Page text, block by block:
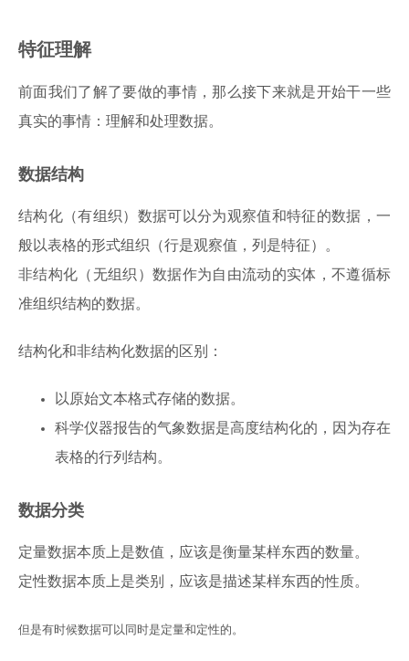
特征理解
前面我们了解了要做的事情，那么接下来就是开始干一些
真实的事情：理解和处理数据。
数据结构
结构化（有组织）数据可以分为观察值和特征的数据，一
般以表格的形式组织（行是观察值，列是特征）。
非结构化（无组织）数据作为自由流动的实体，不遵循标
准组织结构的数据。
结构化和非结构化数据的区别：
以原始文本格式存储的数据。
科学仪器报告的气象数据是高度结构化的，因为存在
表格的行列结构。
数据分类
定量数据本质上是数值，应该是衡量某样东西的数量。
定性数据本质上是类别，应该是描述某样东西的性质。
但是有时候数据可以同时是定量和定性的。